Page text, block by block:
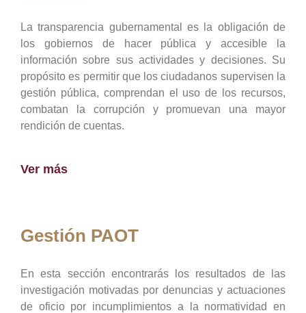
La transparencia gubernamental es la obligación de
los gobiernos de hacer pública y accesible la
información sobre sus actividades y decisiones. Su
propósito es permitir que los ciudadanos supervisen la
gestión pública, comprendan el uso de los recursos,
combatan la corrupción y promuevan una mayor
rendición de cuentas.
Ver más
Gestión PAOT
En esta sección encontrarás los resultados de las
investigación motivadas por denuncias y actuaciones
de oficio por incumplimientos a la normatividad en